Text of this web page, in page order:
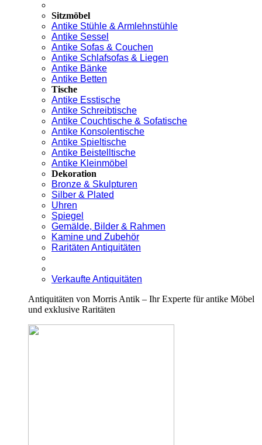
Sitzmöbel
Antike Stühle & Armlehnstühle
Antike Sessel
Antike Sofas & Couchen
Antike Schlafsofas & Liegen
Antike Bänke
Antike Betten
Tische
Antike Esstische
Antike Schreibtische
Antike Couchtische & Sofatische
Antike Konsolentische
Antike Spieltische
Antike Beistelltische
Antike Kleinmöbel
Dekoration
Bronze & Skulpturen
Silber & Plated
Uhren
Spiegel
Gemälde, Bilder & Rahmen
Kamine und Zubehör
Raritäten Antiquitäten
Verkaufte Antiquitäten
Antiquitäten von Morris Antik – Ihr Experte für antike Möbel
und exklusive Raritäten